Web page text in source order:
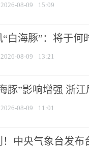
2026-08-09 15:09
“白海豚”：将于
2026-08-09 13:21
豚”影响增强 浙
2026-08-09 11:01
！中央气象台发布